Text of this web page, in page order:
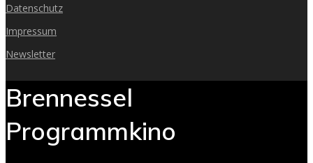
Datenschutz
Impressum
Newsletter
Brennessel
Programmkino